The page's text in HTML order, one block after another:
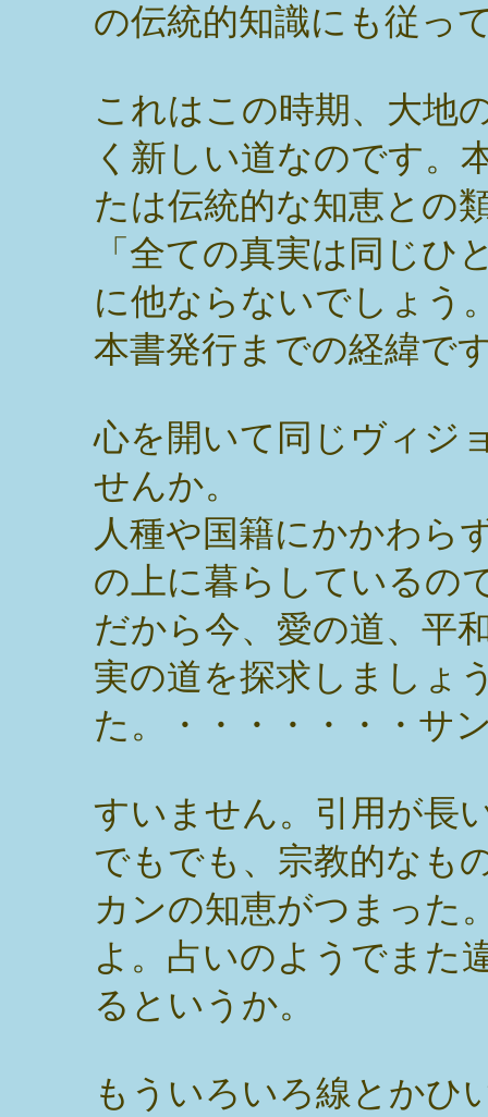
の伝統的知識にも従っ
これはこの時期、大地
く新しい道なのです。
たは伝統的な知恵との
「全ての真実は同じひ
に他ならないでしょう
本書発行までの経緯で
心を開いて同じヴィジ
せんか。
人種や国籍にかかわら
の上に暮らしているの
だから今、愛の道、平
実の道を探求しましょ
た。・・・・・・・
すいません。引用が長
でもでも、宗教的なも
カンの知恵がつまった
よ。占いのようでまた
るというか。
もういろいろ線とかひ